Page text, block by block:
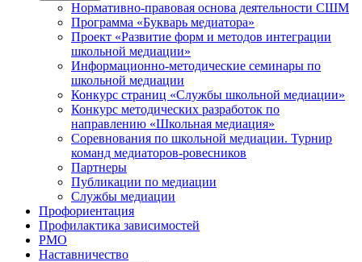
Нормативно-правовая основа деятельности СШМ
Программа «Букварь медиатора»
Проект «Развитие форм и методов интеграции
школьной медиации»
Информационно-методические семинары по
школьной медиации
Конкурс страниц «Службы школьной медиации»
Конкурс методических разработок по
направлению «Школьная медиация»
Соревнования по школьной медиации. Турнир
команд медиаторов-ровесников
Партнеры
Публикации по медиации
Службы медиации
Профориентация
Профилактика зависимостей
РМО
Наставни­чество